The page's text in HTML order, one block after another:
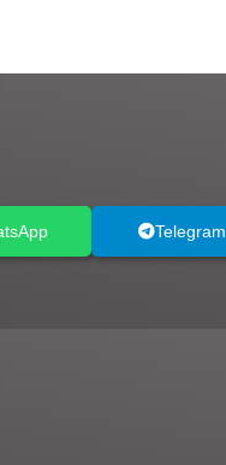
Telegram